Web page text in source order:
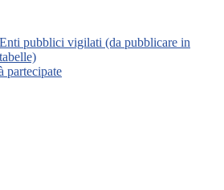
Enti pubblici vigilati (da pubblicare in
tabelle)
partecipate